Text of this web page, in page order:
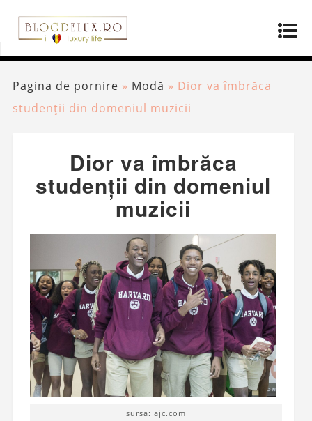
Pagina de pornire » Modă » Dior va îmbrăca
studenții din domeniul muzicii
Dior va îmbrăca
studenții din domeniul
muzicii
sursa: ajc.com